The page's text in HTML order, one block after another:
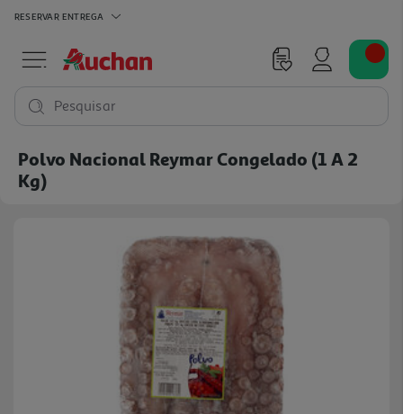
RESERVAR ENTREGA
Pesquisar
Polvo Nacional Reymar Congelado (1 A 2
Kg)